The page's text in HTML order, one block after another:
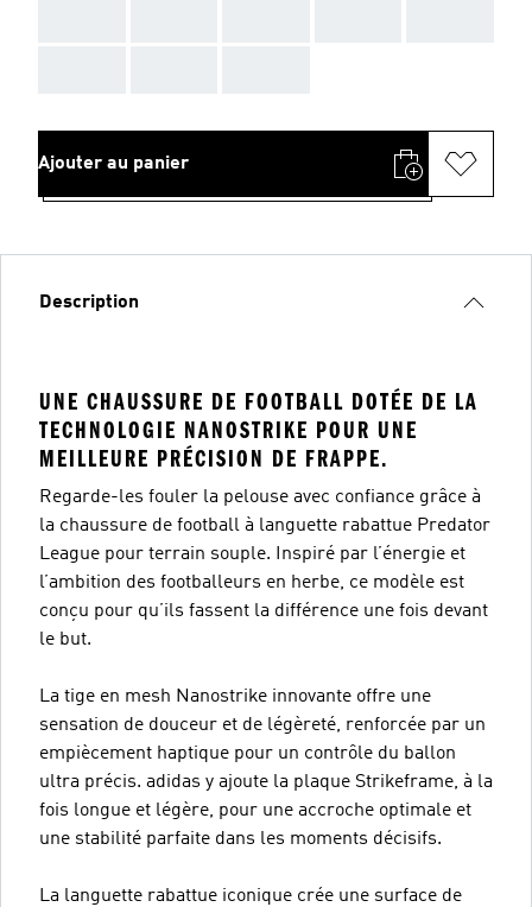
Ajouter au panier
Description
UNE CHAUSSURE DE FOOTBALL DOTÉE DE LA
TECHNOLOGIE NANOSTRIKE POUR UNE
MEILLEURE PRÉCISION DE FRAPPE.
Regarde-les fouler la pelouse avec confiance grâce à
la chaussure de football à languette rabattue Predator
League pour terrain souple. Inspiré par l’énergie et
l’ambition des footballeurs en herbe, ce modèle est
conçu pour qu’ils fassent la différence une fois devant
le but.
La tige en mesh Nanostrike innovante offre une
sensation de douceur et de légèreté, renforcée par un
empiècement haptique pour un contrôle du ballon
ultra précis. adidas y ajoute la plaque Strikeframe, à la
fois longue et légère, pour une accroche optimale et
une stabilité parfaite dans les moments décisifs.
La languette rabattue iconique crée une surface de